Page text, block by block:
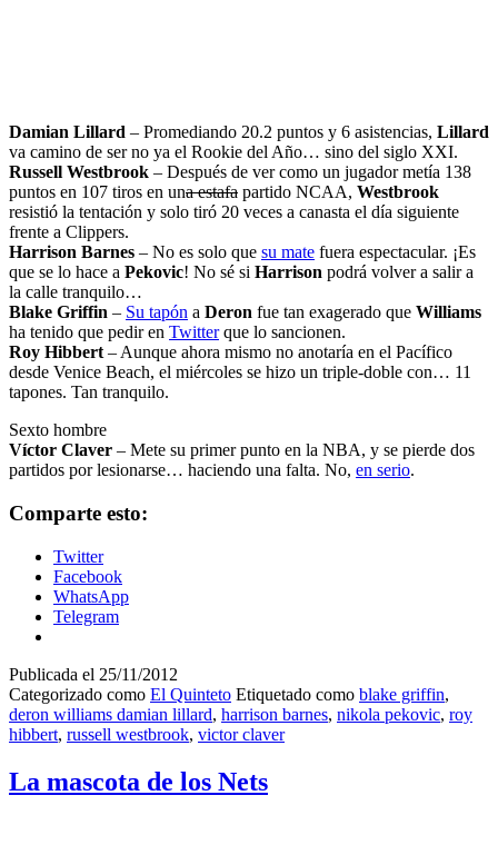
Damian Lillard – Promediando 20.2 puntos y 6 asistencias, Lillard
va camino de ser no ya el Rookie del Año… sino del siglo XXI.
Russell Westbrook – Después de ver como un jugador metía 138
puntos en 107 tiros en una estafa partido NCAA, Westbrook
resistió la tentación y solo tiró 20 veces a canasta el día siguiente
frente a Clippers.
Harrison Barnes – No es solo que su mate fuera espectacular. ¡Es
que se lo hace a Pekovic! No sé si Harrison podrá volver a salir a
la calle tranquilo…
Blake Griffin – Su tapón a Deron fue tan exagerado que Williams
ha tenido que pedir en Twitterque lo sancionen.
Roy Hibbert – Aunque ahora mismo no anotaría en el Pacífico
desde Venice Beach, el miércoles se hizo un triple-doble con… 11
tapones. Tan tranquilo.
Sexto hombre
Víctor Claver – Mete su primer punto en la NBA, y se pierde dos
partidos por lesionarse… haciendo una falta. No, en serio.
Comparte esto:
Twitter
Facebook
WhatsApp
Telegram
Publicada el 25/11/2012
Categorizado como El Quinteto Etiquetado como blake griffin,
deron williams damian lillard, harrison barnes, nikola pekovic, roy
hibbert, russell westbrook, victor claver
La mascota de los Nets